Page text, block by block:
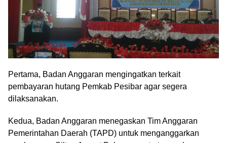
Pertama, Badan Anggaran mengingatkan terkait
pembayaran hutang Pemkab Pesibar agar segera
dilaksanakan.
Kedua, Badan Anggaran menegaskan Tim Anggaran
Pemerintahan Daerah (TAPD) untuk menganggarkan